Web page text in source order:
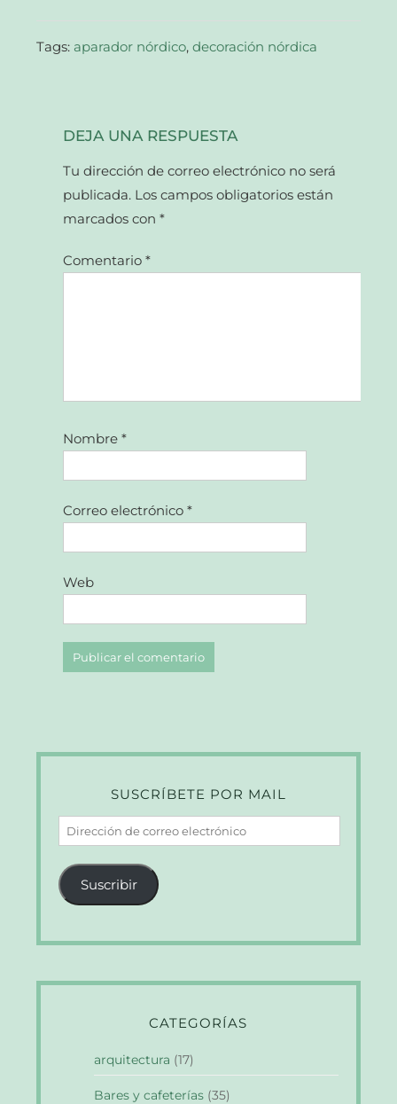
Tags: aparador nórdico,decoración nórdica
DEJA UNA RESPUESTA
Tu dirección de correo electrónico no será
publicada. Los campos obligatorios están
marcados con*
Comentario*
Nombre*
Correo electrónico*
Web
SUSCRÍBETE POR MAIL
Dirección
de
correo
electrónico
Suscribir
CATEGORÍAS
arquitectura (17)
Bares y cafeterías (35)